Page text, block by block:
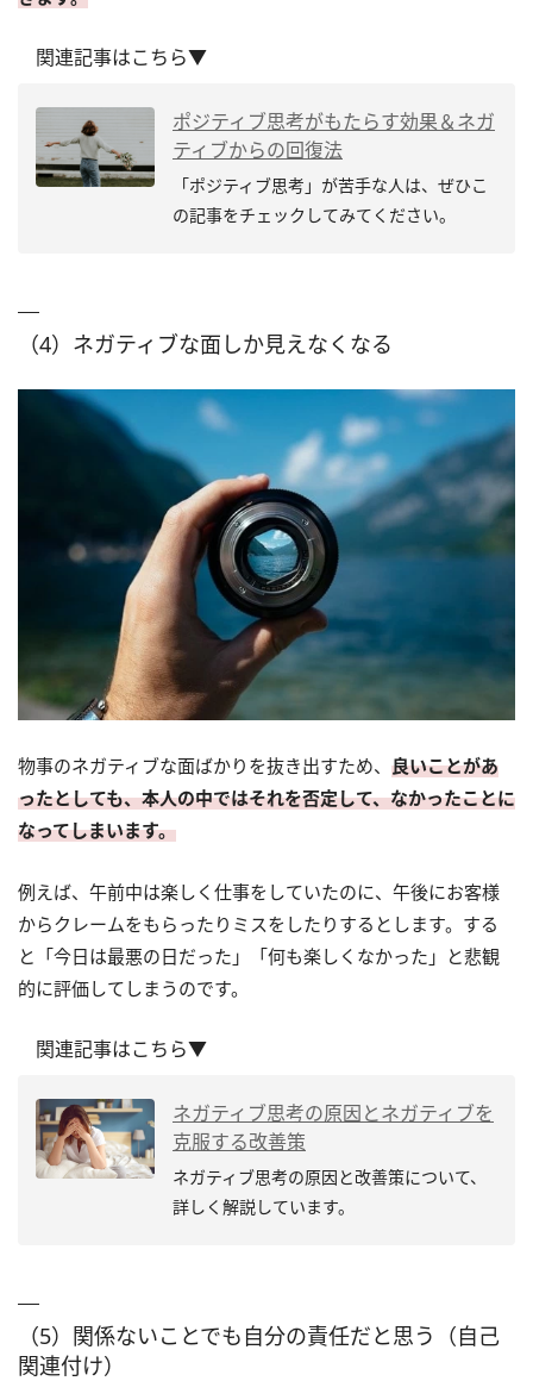
関連記事はこちら▼
ポジティブ思考がもたらす効果＆ネガ
ティブからの回復法
「ポジティブ思考」が苦手な人は、ぜひこ
の記事をチェックしてみてください。
（4）ネガティブな面しか見えなくなる
物事のネガティブな面ばかりを抜き出すため、 良いことがあ
ったとしても、本人の中ではそれを否定して、なかったことに
なってしまいます。
例えば、午前中は楽しく仕事をしていたのに、午後にお客様
からクレームをもらったりミスをしたりするとします。する
と「今日は最悪の日だった」「何も楽しくなかった」と悲観
的に評価してしまうのです。
関連記事はこちら▼
ネガティブ思考の原因とネガティブを
克服する改善策
ネガティブ思考の原因と改善策について、
詳しく解説しています。
（5）関係ないことでも自分の責任だと思う（自己
関連付け）